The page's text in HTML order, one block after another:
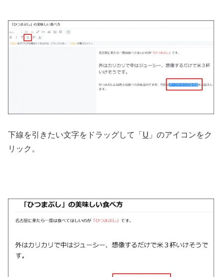
下線を引きたい文字をドラッグして「 U 」のアイコンをク
リック。